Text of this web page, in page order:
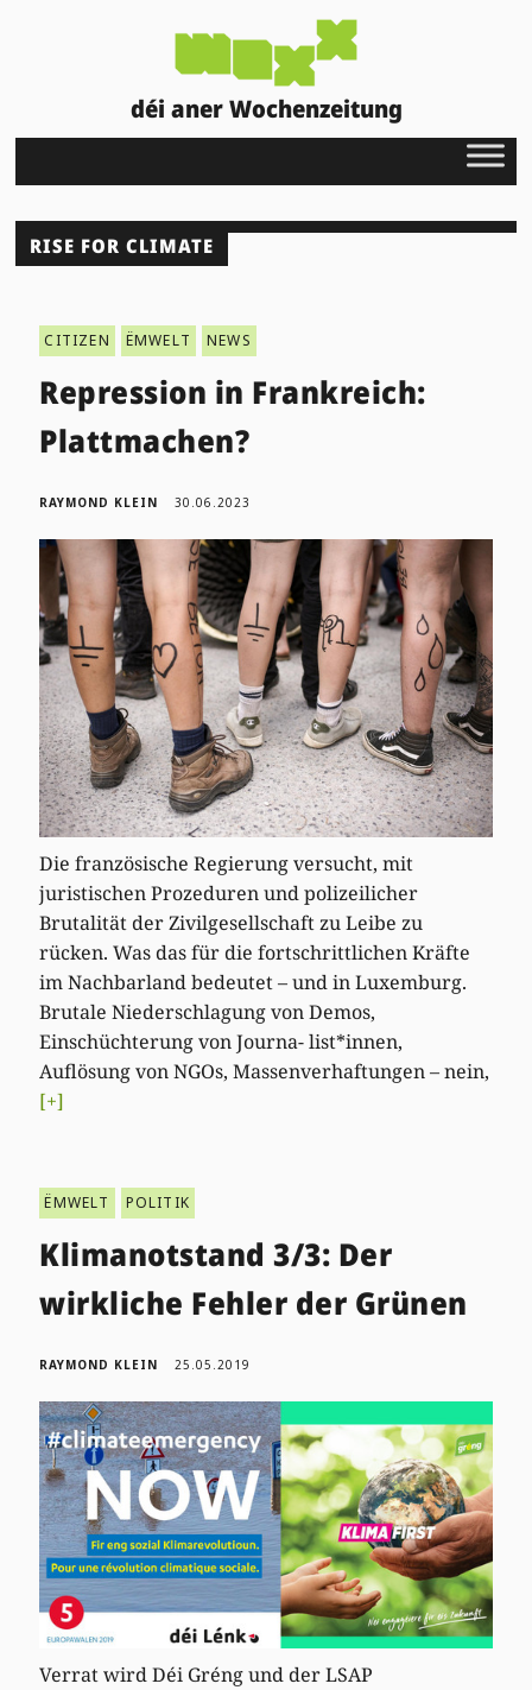
déi aner Wochenzeitung
RISE FOR CLIMATE
CITIZEN ËMWELT NEWS
Repression in Frankreich:
Plattmachen?
RAYMOND KLEIN 30.06.2023
Die französische Regierung versucht, mit
juristischen Prozeduren und polizeilicher
Brutalität der Zivilgesellschaft zu Leibe zu
rücken. Was das für die fortschrittlichen Kräfte
im Nachbarland bedeutet – und in Luxemburg.
Brutale Niederschlagung von Demos,
Einschüchterung von Journa- list*innen,
Auflösung von NGOs, Massenverhaftungen – nein,
[+]
ËMWELT POLITIK
Klimanotstand 3/3: Der
wirkliche Fehler der Grünen
RAYMOND KLEIN 25.05.2019
Verrat wird Déi Gréng und der LSAP